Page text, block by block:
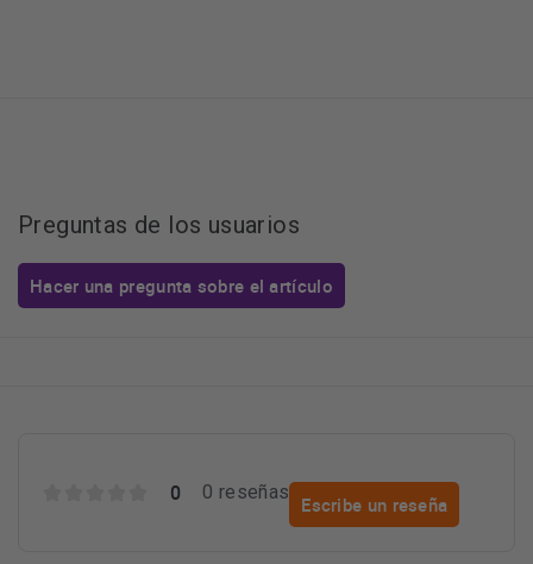
Preguntas de los usuarios
Hacer una pregunta sobre el artículo
0 0 reseñas
Escribe un reseña